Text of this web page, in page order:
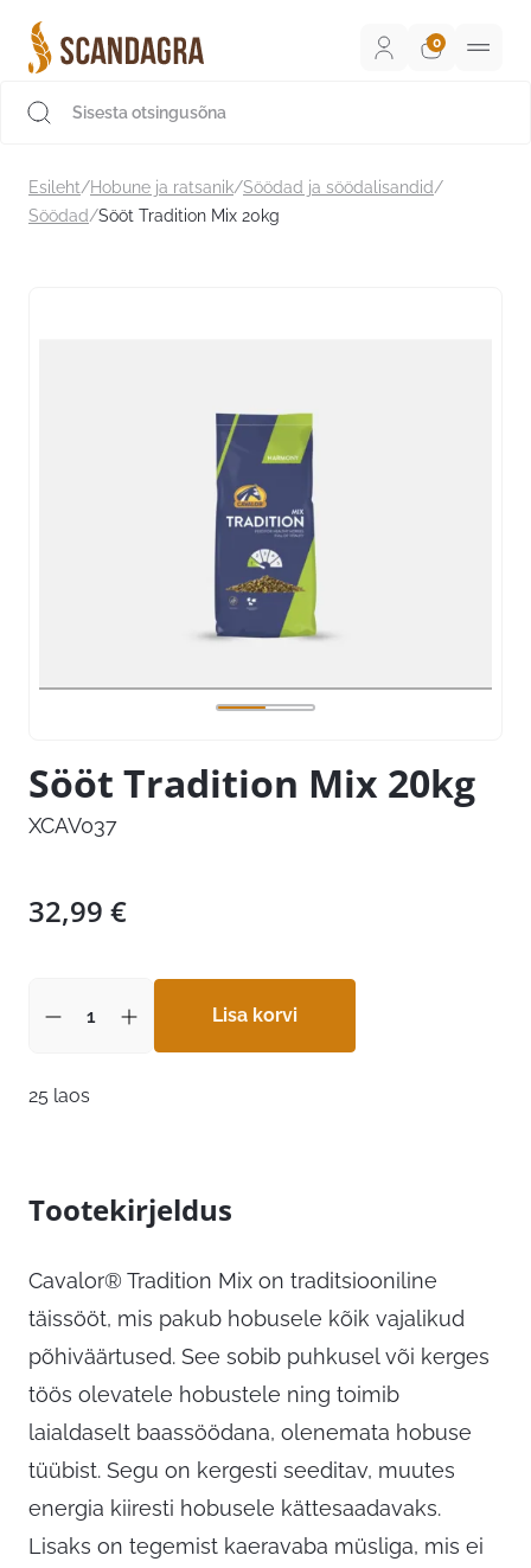
sisu
juurde
Esileht/Hobune ja ratsanik/Söödad ja söödalisandid/
Söödad/Sööt Tradition Mix 20kg
Sööt Tradition Mix 20kg
XCAV037
32,99 €
Lisa korvi
25 laos
Tootekirjeldus
Cavalor® Tradition Mix on traditsiooniline
täissööt, mis pakub hobusele kõik vajalikud
põhiväärtused. See sobib puhkusel või kerges
töös olevatele hobustele ning toimib
laialdaselt baassöödana, olenemata hobuse
tüübist. Segu on kergesti seeditav, muutes
energia kiiresti hobusele kättesaadavaks.
Lisaks on tegemist kaeravaba müsliga, mis ei